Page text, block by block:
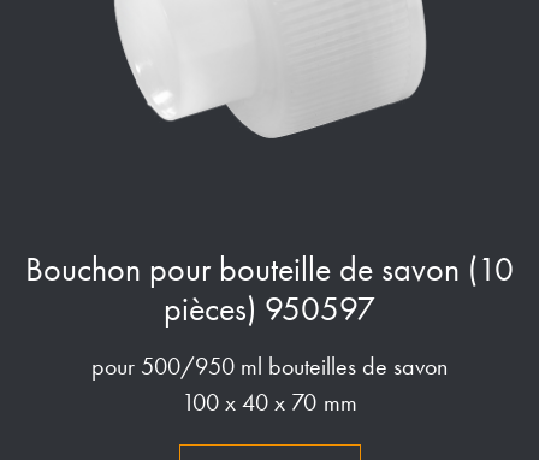
Bouchon pour bouteille de savon (10
pièces) 950597
pour 500/950 ml bouteilles de savon
100 x 40 x 70 mm